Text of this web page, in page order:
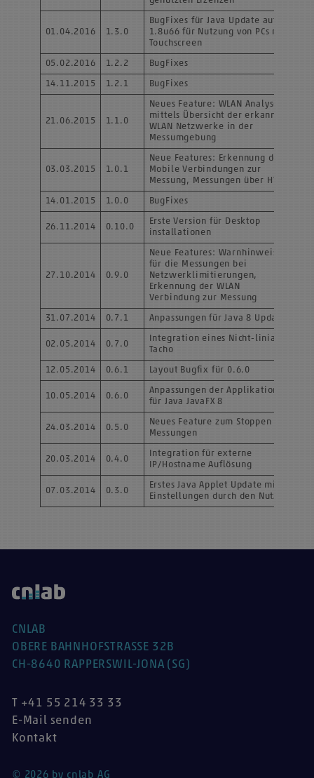
01.04.2016 1.3.0
BugFixes für Java Update auf
1.8u66 für Nutzung von PCs mit
Touchscreen
05.02.2016 1.2.2 BugFixes
14.11.2015 1.2.1 BugFixes
21.06.2015 1.1.0
Neues Feature: WLAN Analyse
mittels Übersicht der erkannten
WLAN Netzwerke in der
Messumgebung
03.03.2015 1.0.1
Neue Features: Erkennung der
Mobile Verbindungen zur
Messung, Messungen über HTTPS
14.01.2015 1.0.0 BugFixes
26.11.2014 0.10.0
Erste Version für Desktop
installationen
27.10.2014 0.9.0
Neue Features: Warnhinweise
für die Messungen bei
Netzwerklimitierungen,
Erkennung der WLAN
Verbindung zur Messung
31.07.2014 0.7.1 Anpassungen für Java 8 Update
02.05.2014 0.7.0
Integration eines Nicht-liniaren
Tacho
12.05.2014 0.6.1 Layout Bugfix für 0.6.0
10.05.2014 0.6.0
Anpassungen der Applikation
für Java JavaFX 8
24.03.2014 0.5.0
Neues Feature zum Stoppen von
Messungen
20.03.2014 0.4.0
Integration für externe
IP/Hostname Auflösung
07.03.2014 0.3.0
Erstes Java Applet Update mit
Einstellungen durch den Nutzer
© 2026 by cnlab AG
CNLAB
OBERE BAHNHOFSTRASSE 32B
CH-8640 RAPPERSWIL-JONA (SG)
T +41 55 214 33 33
E-Mail senden
Kontakt